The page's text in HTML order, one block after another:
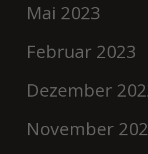
Mai 2023
Februar 2023
Dezember
November